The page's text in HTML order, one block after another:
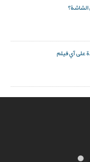
على آي فيلم